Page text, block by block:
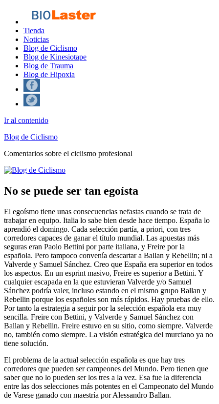
Tienda
Noticias
Blog de Ciclismo
Blog de Kinesiotape
Blog de Trauma
Blog de Hipoxia
Ir al contenido
Blog de Ciclismo
Comentarios sobre el ciclismo profesional
No se puede ser tan egoísta
El egoísmo tiene unas consecuencias nefastas cuando se trata de
trabajar en equipo. Italia lo sabe bien desde hace tiempo. España lo
aprendió el domingo. Cada selección partía, a priori, con tres
corredores capaces de ganar el título mundial. Las apuestas más
seguras eran Paolo Bettini por parte italiana, y Freire por la
española. Pero tampoco convenía descartar a Ballan y Rebellin; ni a
Valverde y Samuel Sánchez. Creo que España era superior en todos
los aspectos. En un esprint masivo, Freire es superior a Bettini. Y
cualquier escapada en la que estuvieran Valverde y/o Samuel
Sánchez podría valer, incluso estando en el mismo grupo Ballan y
Rebellin porque los españoles son más rápidos. Hay pruebas de ello.
Por tanto la estrategia a seguir por la selección española era muy
sencilla. Freire con Bettini, y Valverde y Samuel Sánchez con
Ballan y Rebellin. Freire estuvo en su sitio, como siempre. Valverde
no, también como siempre. La visión estratégica del murciano ya no
tiene solución.
El problema de la actual selección española es que hay tres
corredores que pueden ser campeones del Mundo. Pero tienen que
saber que no lo pueden ser los tres a la vez. Esa fue la diferencia
entre las dos selecciones más potentes en el Campeonato del Mundo
de Varese ganado con maestría por Alessandro Ballan.